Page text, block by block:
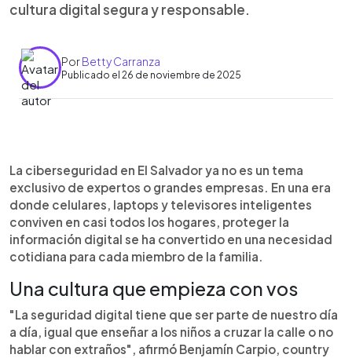
cultura digital segura y responsable.
PorBetty Carranza
Publicado el 26 de noviembre de 2025
Escuchar artículo
La ciberseguridad dejó de ser un tema exclusivo
de empresas o expertos. Hoy, con celulares,
computadoras y televisores conectados a
internet en cada hogar, proteger la información
digital es una responsabilidad diaria. Benjamín
Carpio, de ESET El Salvador, destaca que los
ataques comienzan con errores comunes como
abrir enlaces sospechosos o usar contraseñas
débiles. Crear una cultura digital segura implica
educación familiar, tecnología confiable y
prácticas conscientes. Desde evitar correos
fraudulentos hasta proteger dispositivos
La ciberseguridad en El Salvador ya no es un tema
exclusivo de expertos o grandes empresas. En una era
donde celulares, laptops y televisores inteligentes
conviven en casi todos los hogares, proteger la
información digital se ha convertido en una necesidad
cotidiana para cada miembro de la familia.
Una cultura que empieza con vos
"La seguridad digital tiene que ser parte de nuestro día
a día, igual que enseñar a los niños a cruzar la calle o no
hablar con extraños", afirmó Benjamín Carpio, country